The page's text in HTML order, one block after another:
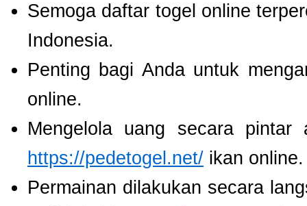
Semoga daftar togel online
Indonesia.
Penting bagi Anda untuk
online.
Mengelola uang secara
https://pedetogel.net/ ikan online.
Permainan dilakukan secara